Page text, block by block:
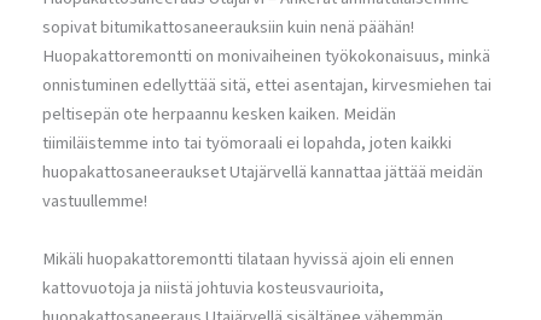
sopivat bitumikattosaneerauksiin kuin nenä päähän!
Huopakattoremontti on monivaiheinen työkokonaisuus, minkä
onnistuminen edellyttää sitä, ettei asentajan, kirvesmiehen tai
peltisepän ote herpaannu kesken kaiken. Meidän
tiimiläistemme into tai työmoraali ei lopahda, joten kaikki
huopakattosaneeraukset Utajärvellä kannattaa jättää meidän
vastuullemme!
Mikäli huopakattoremontti tilataan hyvissä ajoin eli ennen
kattovuotoja ja niistä johtuvia kosteusvaurioita,